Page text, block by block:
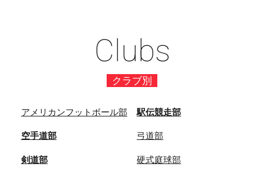
Clubs
クラブ別
アメリカンフットボール部 駅伝競走部
空手道部 弓道部
剣道部 硬式庭球部